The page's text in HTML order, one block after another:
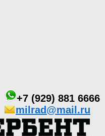
+7 (929) 881 6666
milrad@mail.ru